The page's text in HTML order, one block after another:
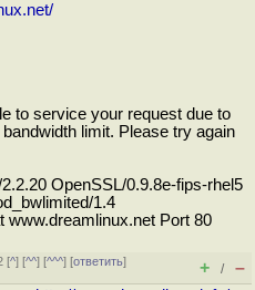
to service your request due to
limit. Please try again
OpenSSL/0.9.8e-fips-rhel5
1.4
www.dreamlinux.net Port 80
[^] [^^] [^^^] [ответить]
+ / –